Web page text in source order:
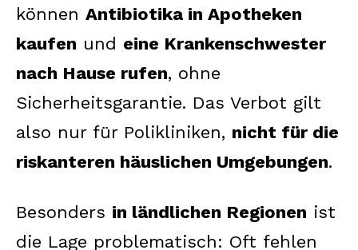
können Antibiotika in Apotheken
kaufen und eine Krankenschwester
nach Hause rufen, ohne
Sicherheitsgarantie. Das Verbot gilt
also nur für Polikliniken, nicht für die
riskanteren häuslichen Umgebungen.
Besonders in ländlichen Regionen ist
die Lage problematisch: Oft fehlen